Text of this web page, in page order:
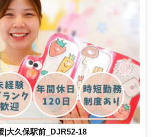
|大久保駅前_DJR52-18